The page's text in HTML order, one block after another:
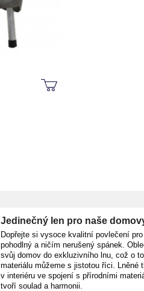
Jedinečný len pro naše
Dopřejte si vysoce kvalitní povlečení pro
pohodlný a ničím nerušený spánek.
svůj domov do exkluzivního lnu, což o
materiálu můžeme s jistotou říci. Lněné
v interiéru ve spojení s přírodními
tvoří soulad a harmonii.